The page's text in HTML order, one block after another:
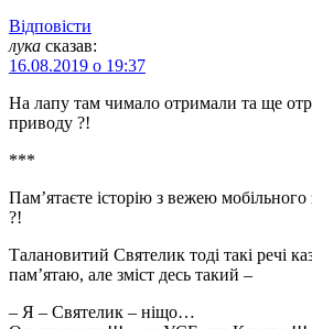
Відповіcти
лука сказав:
16.08.2019 о 19:37
На лапу там чимало отримали та ще
приводу ?!
***
Пам’ятаєте історію з вежею мобільного
?!
Талановитий Святелик тоді такі речі
пам’ятаю, але зміст десь такий –
– Я – Святелик – ніщо…